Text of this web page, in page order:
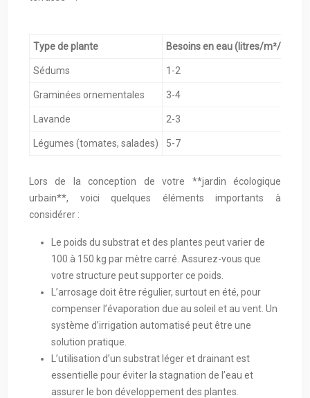
Type de plante Besoins en eau (litres/m²/
Sédums 1-2
Graminées ornementales 3-4
Lavande 2-3
Légumes (tomates, salades) 5-7
Lors de la conception de votre **jardin écologique
urbain**, voici quelques éléments importants à
considérer :
Le poids du substrat et des plantes peut varier de
100 à 150 kg par mètre carré. Assurez-vous que
votre structure peut supporter ce poids.
L’arrosage doit être régulier, surtout en été, pour
compenser l’évaporation due au soleil et au vent. Un
système d’irrigation automatisé peut être une
solution pratique.
L’utilisation d’un substrat léger et drainant est
essentielle pour éviter la stagnation de l’eau et
assurer le bon développement des plantes.